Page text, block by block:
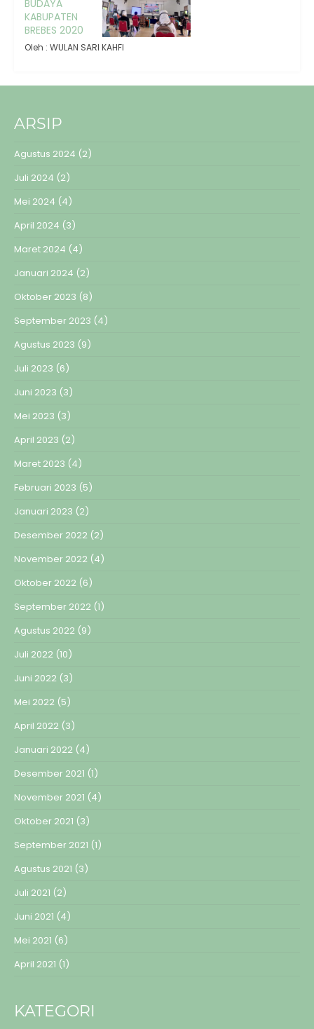
BUDAYA
KABUPATEN
BREBES 2020
Oleh : WULAN SARI KAHFI
ARSIP
Agustus 2024 (2)
Juli 2024 (2)
Mei 2024 (4)
April 2024 (3)
Maret 2024 (4)
Januari 2024 (2)
Oktober 2023 (8)
September 2023 (4)
Agustus 2023 (9)
Juli 2023 (6)
Juni 2023 (3)
Mei 2023 (3)
April 2023 (2)
Maret 2023 (4)
Februari 2023 (5)
Januari 2023 (2)
Desember 2022 (2)
November 2022 (4)
Oktober 2022 (6)
September 2022 (1)
Agustus 2022 (9)
Juli 2022 (10)
Juni 2022 (3)
Mei 2022 (5)
April 2022 (3)
Januari 2022 (4)
Desember 2021 (1)
November 2021 (4)
Oktober 2021 (3)
September 2021 (1)
Agustus 2021 (3)
Juli 2021 (2)
Juni 2021 (4)
Mei 2021 (6)
April 2021 (1)
KATEGORI